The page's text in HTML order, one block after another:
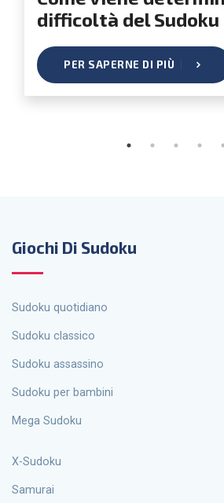
personalizzato?
PER SAPERNE DI PIÙ
Giochi Di Sudoku
Sudoku quotidiano
Sudoku classico
Sudoku assassino
Sudoku per bambini
Mega Sudoku
X-Sudoku
Samurai